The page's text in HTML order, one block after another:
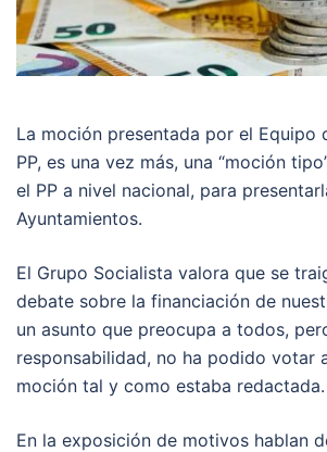
La moción presentada por el Equipo
PP, es una vez más, una “moción
el PP a nivel nacional, para
Ayuntamientos.
El Grupo Socialista valora que se
debate sobre la financiación de
un asunto que preocupa a todos,
responsabilidad, no ha podido votar
moción tal y como estaba redactada.
En la exposición de motivos hablan